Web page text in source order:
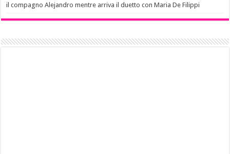
il compagno Alejandro mentre arriva il duetto con Maria De Filippi